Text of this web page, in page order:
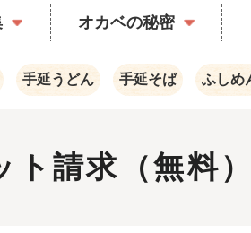
オカベの秘密
手延うどん 手延そば ふしめ
ト請求（無料